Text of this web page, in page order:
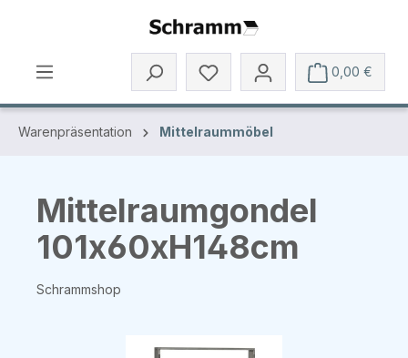
Zum Hauptinhalt springen
0,00 €
Warenpräsentation Mittelraummöbel
Mittelraumgondel
101x60xH148cm
Schrammshop
Bildergalerie überspringen